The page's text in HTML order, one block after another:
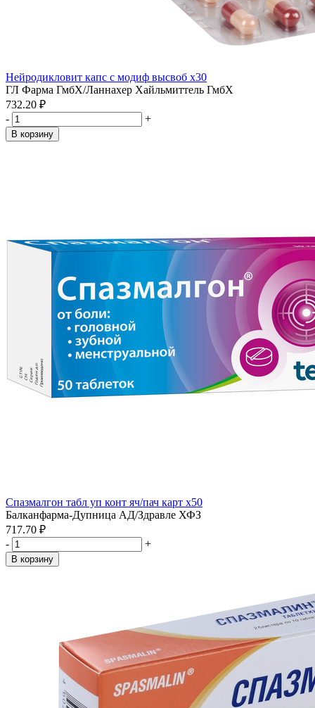
Нейродикловит капс с модиф высвоб x30
ГЛ Фарма ГмбХ/Ланнахер Хайльмиттель ГмбХ
732.20 ₽
-
+
В корзину
Спазмалгон табл уп конт яч/пач карт x50
Балканфарма-Дупница АД/Здравле ХФЗ
717.70 ₽
-
+
В корзину